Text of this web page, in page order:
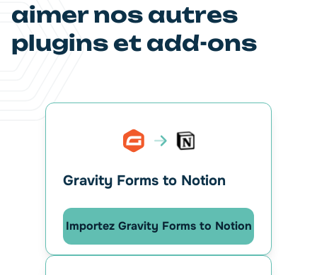
aimer nos autres
plugins et add-ons
Gravity Forms to Notion
Importez Gravity Forms to Notion